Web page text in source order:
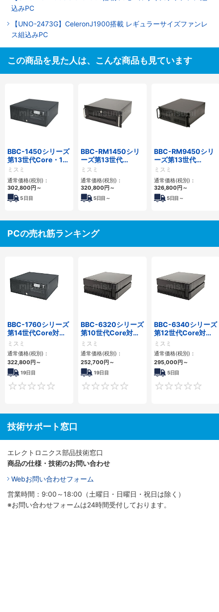
込みPC
【UNO-2473G】CeleronJ1900搭載 レギュラーサイズファンレ
ス組込みPC
この商品を見た人は、こんな商品も見ています
BBC-1450シリーズ
第13世代Core・12
世代Celeron対応小
型フロアマウント
4PCIe
ミスミ
通常価格(税別)：
302,800円～
5日目
BBC-RM1450シリ
ーズ第13世代
Core・12世代
Celeron対応ラック
マウント4PCIe
ミスミ
通常価格(税別)：
320,800円～
5日目～
BBC-RM9450シリ
ーズ第13世代
Core・12世代
Celeron対応ラック
マウント4PCIe
ミスミ
通常価格(税別)：
326,800円～
5日目～
PCの売れ筋ランキング
BBC-1760シリーズ
第14世代Core対応
小型フロアマウント
3PCIe
ミスミ
通常価格(税別)：
322,800円～
19日目
0
BBC-6320シリーズ
第10世代Core対応
小型フロアマウント
FAPC 2PCI・2PCIe
ミスミ
通常価格(税別)：
252,700円～
19日目
0
BBC-6340シリーズ
第12世代Core対応
小型フロアマウント
PC2PCI/2PCIe
ミスミ
通常価格(税別)：
295,000円～
5日目
技術サポート窓口
エレクトロニクス部品技術窓口
商品の仕様・技術のお問い合わせ
Webお問い合わせフォーム
営業時間：9:00～18:00（土曜日・日曜日・祝日は除く）
※お問い合わせフォームは24時間受付しております。